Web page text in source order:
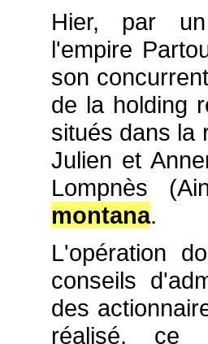
Hier, par un
l'empire
son
de la holding
situés dans la
Julien et
Lompnès
montana.
L'opération
conseils
des
réalisé, ce